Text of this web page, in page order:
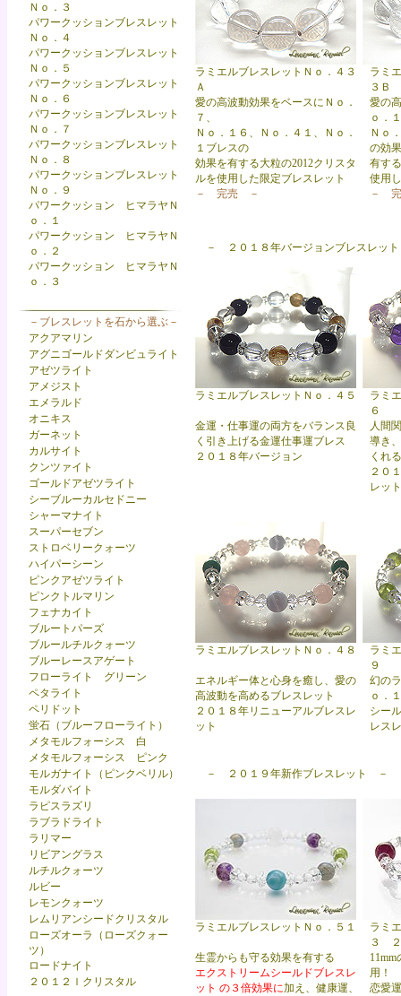
Ｎｏ．３
パワークッションブレスレット
Ｎｏ．４
パワークッションブレスレット
Ｎｏ．５
パワークッションブレスレット
Ｎｏ．６
パワークッションブレスレット
Ｎｏ．７
パワークッションブレスレット
Ｎｏ．８
パワークッションブレスレット
Ｎｏ．９
パワークッション ヒマラヤＮ
ｏ．１
パワークッション ヒマラヤＮ
ｏ．２
パワークッション ヒマラヤＮ
ｏ．３
－ブレスレットを石から選ぶ－
アクアマリン
アグニゴールドダンビュライト
アゼツライト
アメジスト
エメラルド
オニキス
ガーネット
カルサイト
クンツァイト
ゴールドアゼツライト
シーブルーカルセドニー
シャーマナイト
スーパーセブン
ストロベリークォーツ
ハイパーシーン
ピンクアゼツライト
ピンクトルマリン
フェナカイト
ブルートパーズ
ブルールチルクォーツ
ブルーレースアゲート
フローライト グリーン
ペタライト
ペリドット
蛍石（ブルーフローライト）
メタモルフォーシス 白
メタモルフォーシス ピンク
モルガナイト（ピンクベリル）
モルダバイト
ラピスラズリ
ラブラドライト
ラリマー
リビアングラス
ルチルクォーツ
ルビー
レモンクォーツ
レムリアンシードクリスタル
ローズオーラ（ローズクォー
ツ）
ロードナイト
２０１２ｌクリスタル
ラミエルブレスレットＮｏ．４３
Ａ
ラミ
３Ｂ
愛の高波動効果をベースにＮｏ．
７、
Ｎｏ．１６、Ｎｏ．４１、Ｎｏ．
１ブレスの
効果を有する大粒の2012クリスタ
ルを使用した限定ブレスレット
愛の
ｏ．
Ｎｏ
の効
有す
使用
－ 完売 －
－
－ ２０１８年バージョンブレスレッ
ラミエルブレスレットＮｏ．４５
ラミ
６
金運・仕事運の両方をバランス良
く引き上げる金運仕事運ブレス
２０１８年バージョン
人間
導き
くれる
２０
レット
ラミエルブレスレットＮｏ．４８
ラミ
９
エネルギー体と心身を癒し、愛の
高波動を高めるブレスレット
２０１８年リニューアルブレスレ
ット
幻の
ｏ．
シー
レス
－ ２０１９年新作ブレスレット －
ラミエルブレスレットＮｏ．５１
ラミ
３
生霊からも守る効果を有する
エクストリームシールドブレスレ
ット の３倍効果に加え、健康運、
11mm
用！
恋愛